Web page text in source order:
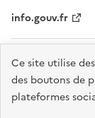
Ce site utilise
des boutons de
plateformes
info.gouv.fr
Plan du site
partiellement